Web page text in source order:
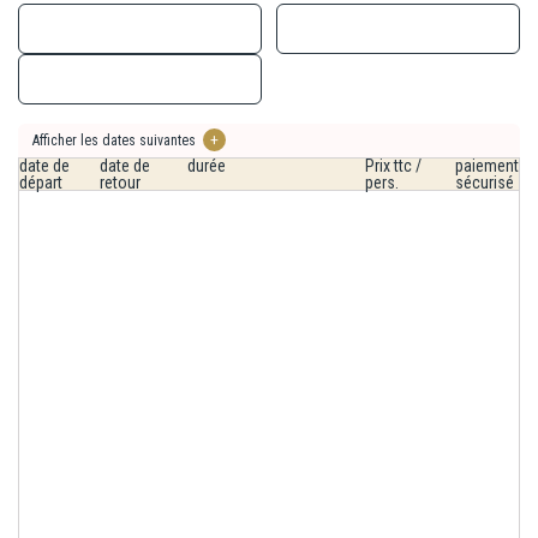
TINOS : Tinos Beach Hotel 5* ou similaire.
vous seront confirmés dans le carnet de voyage transmis
Afficher les dates suivantes +
date de
départ
date de
retour
durée
Prix ttc /
pers.
paiement
sécurisé